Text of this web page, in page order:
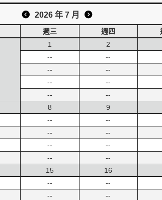
2026 年 7 月
週三 週四
1
--
--
--
--
2
--
--
--
--
8
--
--
--
--
9
--
--
--
--
15
--
--
16
--
--